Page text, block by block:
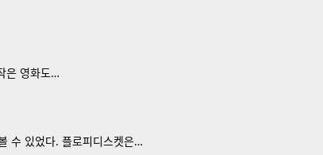
은 영화도…
수 있었다. 플로피디스켓은…